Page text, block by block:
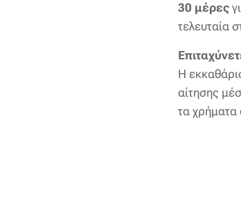
30 μέρες
τελευταία
Η
αίτησης
τα χρήματα